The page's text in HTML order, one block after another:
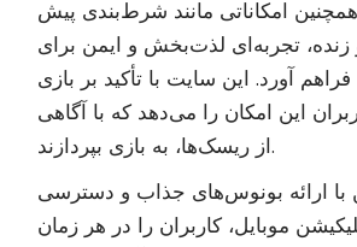
امکاناتی مانند شرط‌بندی پیش
زنده، تجربه‌ای لذت‌بخش و ایمن برای
فراهم آورد. این سایت با تأکید بر بازی
این امکان را می‌دهد که با آگاهی
از ریسک‌ها، به بازی بپردازند.
با ارائه بونوس‌های جذاب و دسترسی
موبایل، کاربران را در هر زمان